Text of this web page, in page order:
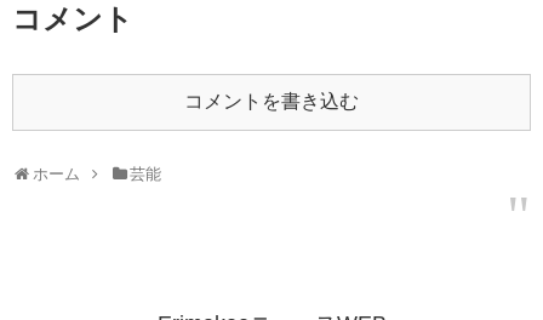
コメント
コメントを書き込む
ホーム 芸能